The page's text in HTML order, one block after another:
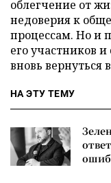
облегчение от
недоверия к
процессам. Но и
его участников
вновь вернуться
НА ЭТУ ТЕМУ